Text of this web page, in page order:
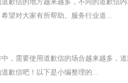
歉信的地方越来越多，不同的道歉信
望对大家有所帮助。服务行业道...
，需要使用道歉信的场合越来越多，
歉信吧！以下是小编整理的...